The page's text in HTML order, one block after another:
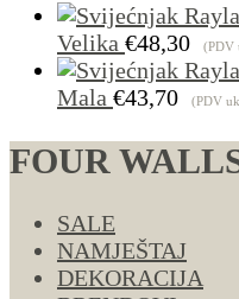
Velika €48,30 (PDV
Mala €43,70 (PDV
FOUR
SALE
NAMJEŠTAJ
DEKORACIJA